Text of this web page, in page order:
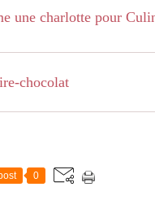
chocolat
0